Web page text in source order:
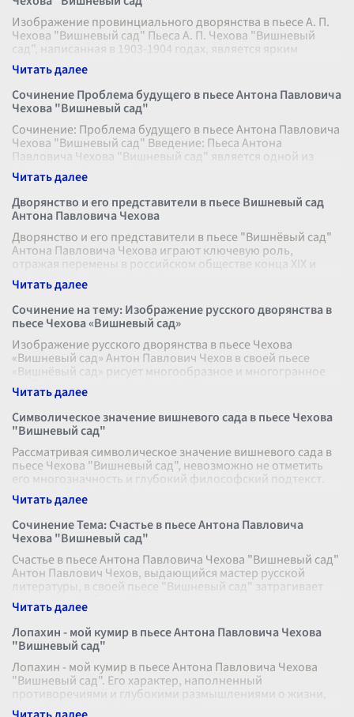
Изображение провинциального дворянства в пьесе А. П.
Чехова "Вишневый сад" Пьеса А. П. Чехова "Вишневый
сад", написанная в 1903-1904 годах, является ярким
портретом русского прови
Сочинение Проблема будущего в пьесе Антона Павловича
Чехова "Вишневый сад"
Сочинение: Проблема будущего в пьесе Антона Павловича
Чехова "Вишневый сад" Введение: Пьеса Антона
Павловича Чехова "Вишневый сад" является одной из
самых знаковых и символичных р
Дворянство и его представители в пьесе Вишневый сад
Антона Павловича Чехова
Дворянство и его представители в пьесе "Вишнёвый сад"
Антона Павловича Чехова играют ключевую роль,
отражая перемены в российском обществе конца XIX и
начала XX века. Чехов, мастер
Сочинение на тему: Изображение русского дворянства в
пьесе Чехова «Вишневый сад»
Изображение русского дворянства в пьесе Чехова
«Вишневый сад» Антон Павлович Чехов в своей пьесе
«Вишнёвый сад» рисует многообразное и многогранное
изображение русского дворянства
Символическое значение вишневого сада в пьесе Чехова
"Вишневый сад"
Рассматривая символическое значение вишневого сада в
пьесе Чехова "Вишневый сад", невозможно не отметить
его многозначность и глубокий философский подтекст.
Вишневый сад является к
Сочинение Тема: Счастье в пьесе Антона Павловича
Чехова "Вишневый сад"
Счастье в пьесе Антона Павловича Чехова "Вишневый сад"
Антон Павлович Чехов, выдающийся мастер русской
литературы, в своей пьесе "Вишневый сад" затрагивает
множество глубоких тем,
Лопахин - мой кумир в пьесе Антона Павловича Чехова
"Вишневый сад"
Лопахин - мой кумир в пьесе Антона Павловича Чехова
"Вишневый сад". Его характер, наполненный
противоречиями и глубокими размышлениями о жизни,
вызывает у меня восхищение и уважени